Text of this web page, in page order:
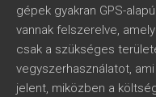
gépek gyakran GPS-
vannak felszerelve,
csak a szükséges
vegyszerhasználatot,
jelent, miközben a